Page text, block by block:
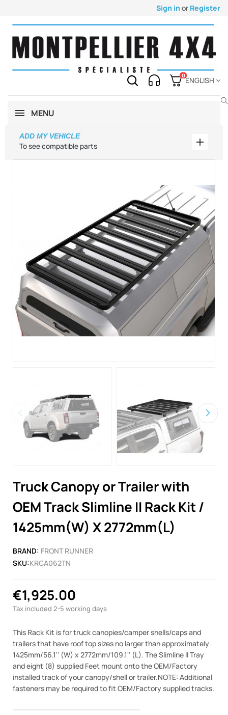
Sign in or Register
0
ENGLISH
MENU
To see compatible parts
ADD MY VEHICLE
Add
Truck Canopy or Trailer with
OEM Track Slimline II Rack Kit /
1425mm(W) X 2772mm(L)
BRAND: FRONT RUNNER
SKU:KRCA062TN
€1,925.00
Tax included 2-5 working days
This Rack Kit is for truck canopies/camper shells/caps and
trailers that have roof top sizes no larger than approximately
1425mm/56.1'' (W) x 2772mm/109.1'' (L). The Slimline II Tray
and eight (8) supplied Feet mount onto the OEM/Factory
installed track of your canopy/shell or trailer.NOTE: Additional
fasteners may be required to fit OEM/Factory supplied tracks.